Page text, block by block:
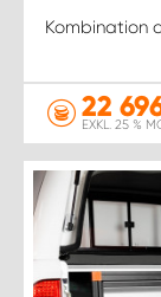
Kombination
22
EXKL. 25 %